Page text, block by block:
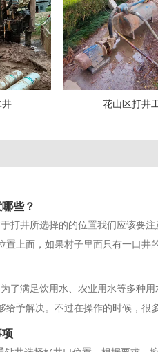
井 花山区打井
些？
打井所选择的的位置我们应该要
面，如果村子里面只有一口井
有任何的垃圾又或者是一些其它的
了满足饮用水、农业用水等多种
予解决。不过在操作的时候，很
识打井操作的时候应该注意，不
项